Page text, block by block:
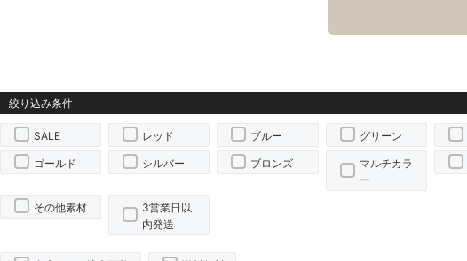
SALE レッド ブルー グリーン
ゴールド シルバー ブロンズ
マルチカラ
ー
その他素材
3営業日以
内発送